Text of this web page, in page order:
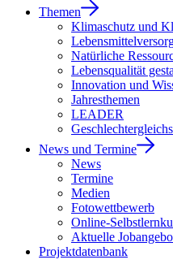
Themen
Klimaschutz und
Natürliche
Lebensqualität
Innovation und
Jahresthemen
LEADER
News und Termine
News
Termine
Medien
Fotowettbewerb
Online-
Aktuelle
Projektdatenbank